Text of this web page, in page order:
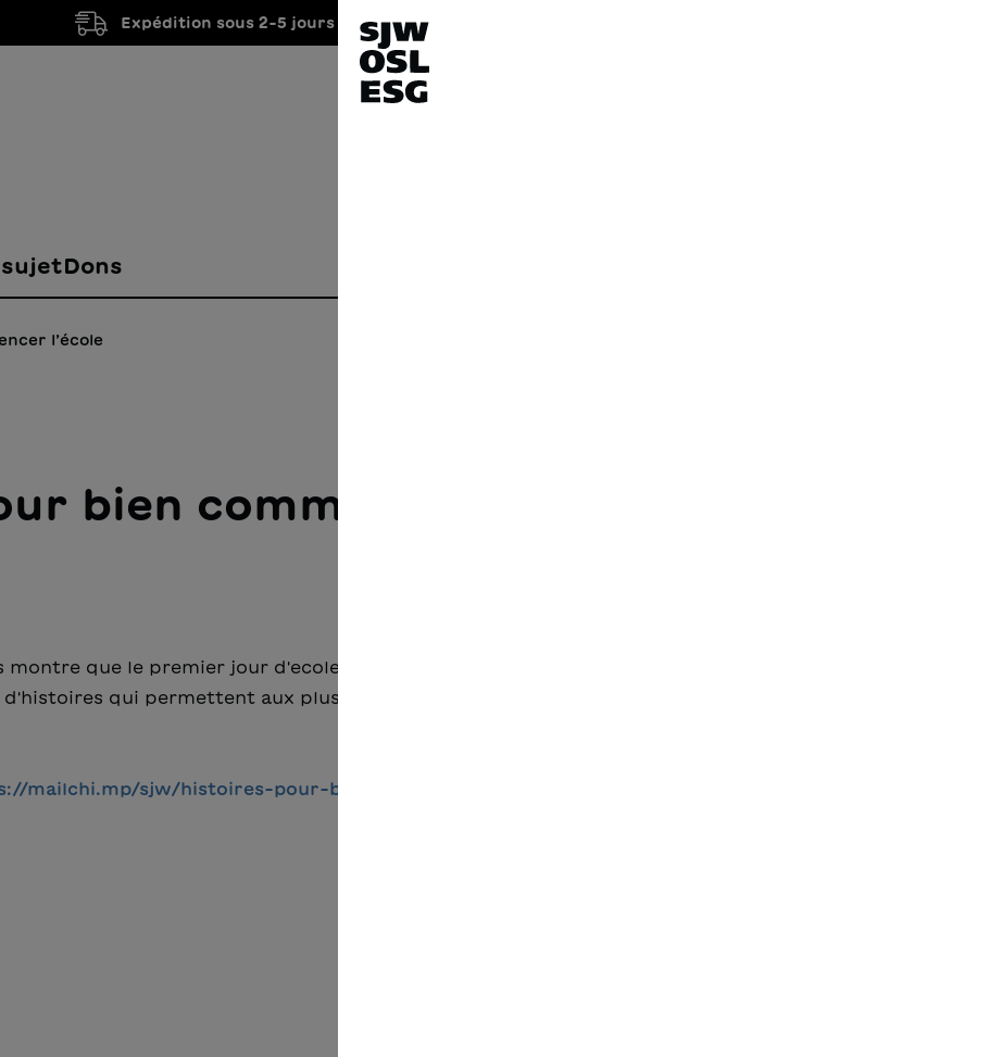
Expédition sous 2-5 jours ouvrés
Dons
l’école
bien commencer
que le premier jour d'ecole approche.
d'histoires qui permettent aux plus petits de s'initier peu à
mailchi.mp/sjw/histoires-pour-bien-commencer-lcole-